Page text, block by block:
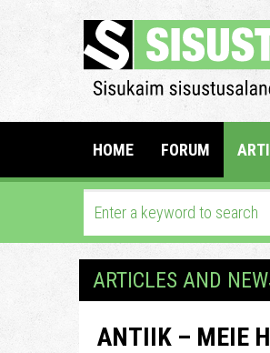
HOME FORUM
ARTICLES AND
ANTIIK – MEIE